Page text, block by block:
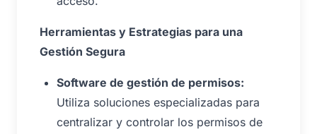
Herramientas y Estrategias para una
Gestión Segura
Software de gestión de permisos:
Utiliza soluciones especializadas para
centralizar y controlar los permisos de